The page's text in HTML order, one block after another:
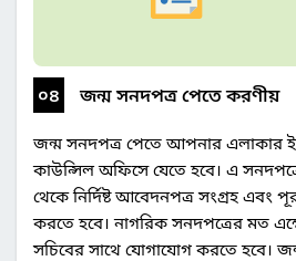
০৪ জন্ম সনদপত্র পেতে করণীয়
জন্ম সনদপত্র পেতে আপনার এলাকার
কাউন্সিল অফিসে যেতে হবে। এ
থেকে নির্দিষ্ট আবেদনপত্র সংগ্রহ এবং
করতে হবে। নাগরিক সনদপত্রের মত
সচিবের সাথে যোগাযোগ করতে হবে।